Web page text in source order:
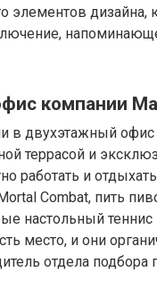
элементов
компании
в двухэтажный
террасой и
работать и
Combat, пить
настольный
место, и они
отдела подбора